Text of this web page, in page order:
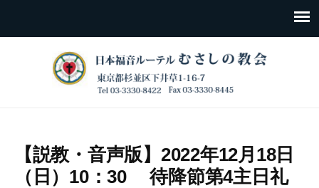
【説教・音声版】2022年12月18日
（日）10：30 待降節第4主日礼